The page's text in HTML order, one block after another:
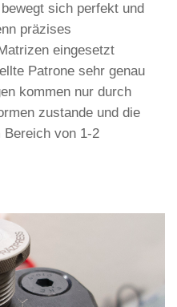
sich perfekt und
präzises
eingesetzt
Patrone sehr genau
kommen nur durch
zustande und die
Bereich von 1-2